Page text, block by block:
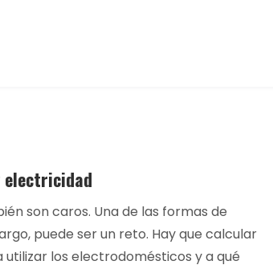
electricidad
son caros. Una de las formas de
puede ser un reto. Hay que calcular
utilizar los electrodomésticos y a qué